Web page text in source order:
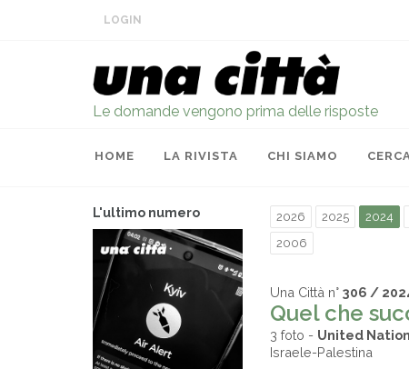
LOGIN
Le domande vengono prima delle risposte
HOME LA RIVISTA CHI SIAMO
L'ultimo numero 2026 2025 2024
2006
Una Città n° 306 /
Quel che
3 foto - United
Israele-Palestina